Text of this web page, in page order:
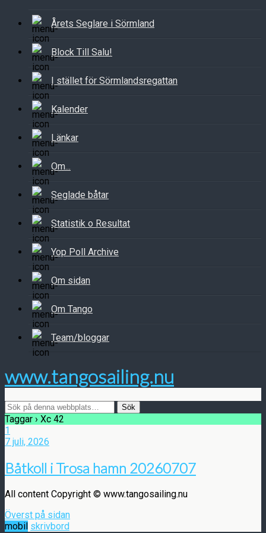
Årets Seglare i Sörmland
Block Till Salu!
I stället för Sörmlandsregattan
Kalender
Länkar
Om...
Seglade båtar
Statistik o Resultat
Yop Poll Archive
Om sidan
Om Tango
Team/bloggar
www.tangosailing.nu
Taggar › Xc 42
1
7 juli, 2026
Båtkoll i Trosa hamn 20260707
All content Copyright © www.tangosailing.nu
Överst på sidan
mobil skrivbord